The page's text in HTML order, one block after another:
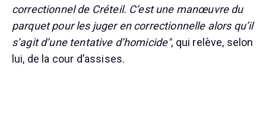
correctionnel de Créteil. C’est une manœuvre du
parquet pour les juger en correctionnelle alors qu’il
s’agit d’une tentative d’homicide", qui relève, selon
lui, de la cour d’assises.